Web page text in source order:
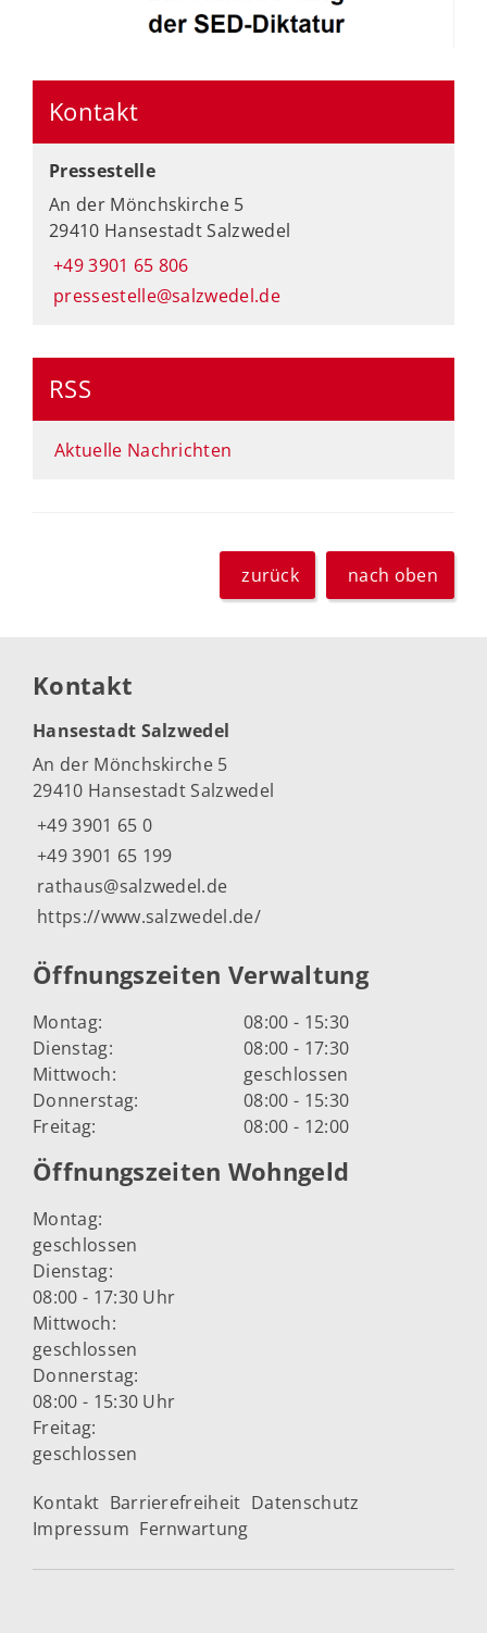
Kontakt
Pressestelle
An der Mönchskirche 5
29410 Hansestadt Salzwedel
+49 3901 65 806
pressestelle@salzwedel.de
RSS
Aktuelle Nachrichten
zurück nach oben
Kontakt
Hansestadt Salzwedel
An der Mönchskirche 5
29410 Hansestadt Salzwedel
+49 3901 65 0
+49 3901 65 199
rathaus@salzwedel.de
https://www.salzwedel.de/
Öffnungszeiten Verwaltung
Montag:
08:00 - 15:30
Dienstag:
08:00 - 17:30
Mittwoch:
geschlossen
Donnerstag:
08:00 - 15:30
Freitag:
08:00 - 12:00
Öffnungszeiten Wohngeld
Montag:
geschlossen
Dienstag:
08:00 - 17:30 Uhr
Mittwoch:
geschlossen
Donnerstag:
08:00 - 15:30 Uhr
Freitag:
geschlossen
Kontakt Barrierefreiheit Datenschutz
Impressum Fernwartung